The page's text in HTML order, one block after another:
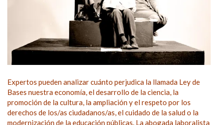
Expertos pueden analizar cuánto perjudica la llamada Ley de
Bases nuestra economía, el desarrollo de la ciencia, la
promoción de la cultura, la ampliación y el respeto por los
derechos de los/as ciudadanos/as, el cuidado de la salud o la
modernización de la educación públicas. La abogada laboralista